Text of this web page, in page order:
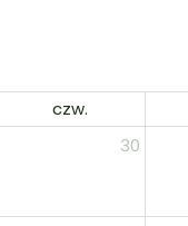
czw.
30